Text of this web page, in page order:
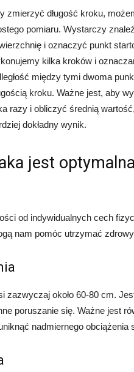
zmierzyć długość kroku,
pomiaru. Wystarczy
i oznaczyć punkt
kilka kroków i
między tymi dwoma
kroku. Ważne jest, aby
razy i obliczyć średnią
dokładny wynik.
jest
od indywidualnych cech
nam pomóc utrzymać
zazwyczaj około 60-80 cm.
poruszanie się. Ważne jest
nadmiernego obciążenia